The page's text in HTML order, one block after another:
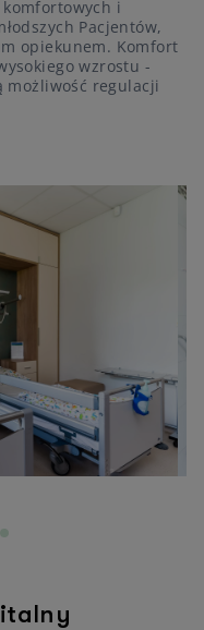
i
Pacjentów,
opiekunem. Komfort
wzrostu -
możliwość regulacji